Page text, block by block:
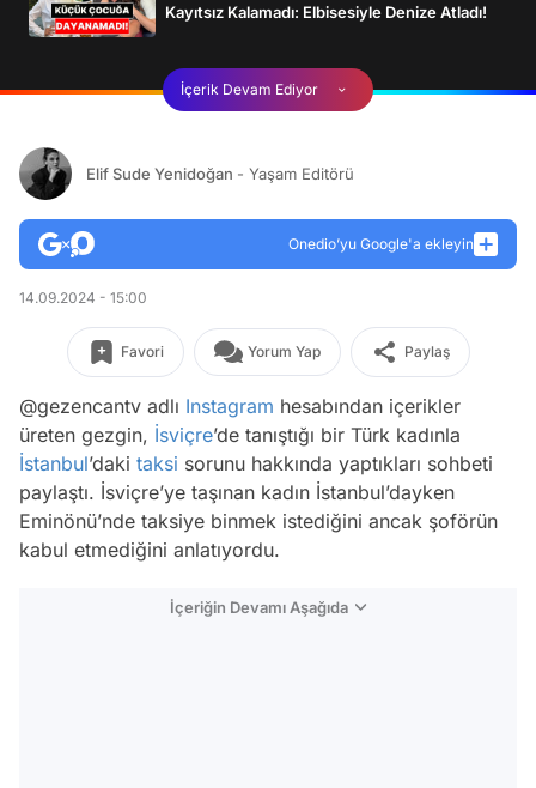
Kayıtsız Kalamadı: Elbisesiyle Denize Atladı!
İçerik Devam Ediyor
Elif Sude Yenidoğan - Yaşam Editörü
Onedio’yu Google'a ekleyin
14.09.2024 - 15:00
Favori Yorum Yap Paylaş
@gezencantv adlı Instagram hesabından içerikler
üreten gezgin, İsviçre’de tanıştığı bir Türk kadınla
İstanbul’daki taksi sorunu hakkında yaptıkları sohbeti
paylaştı. İsviçre’ye taşınan kadın İstanbul’dayken
Eminönü’nde taksiye binmek istediğini ancak şoförün
kabul etmediğini anlatıyordu.
İçeriğin Devamı Aşağıda